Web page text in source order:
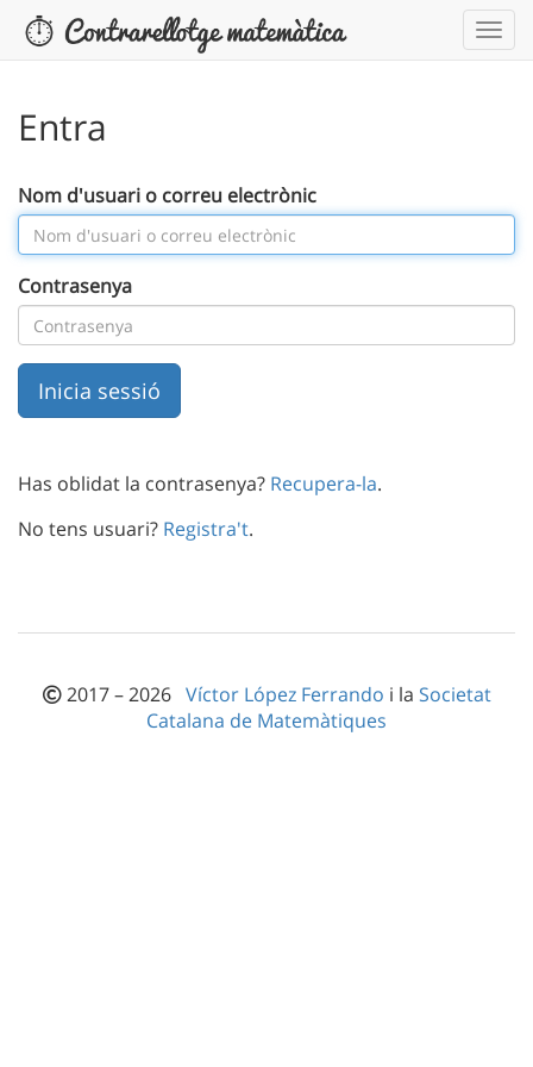
Entra
Nom d'usuari o correu electrònic
Contrasenya
Has oblidat la contrasenya? Recupera-la.
No tens usuari? Registra't.
2017 – 2026 Víctor López Ferrando i la Societat
Catalana de Matemàtiques